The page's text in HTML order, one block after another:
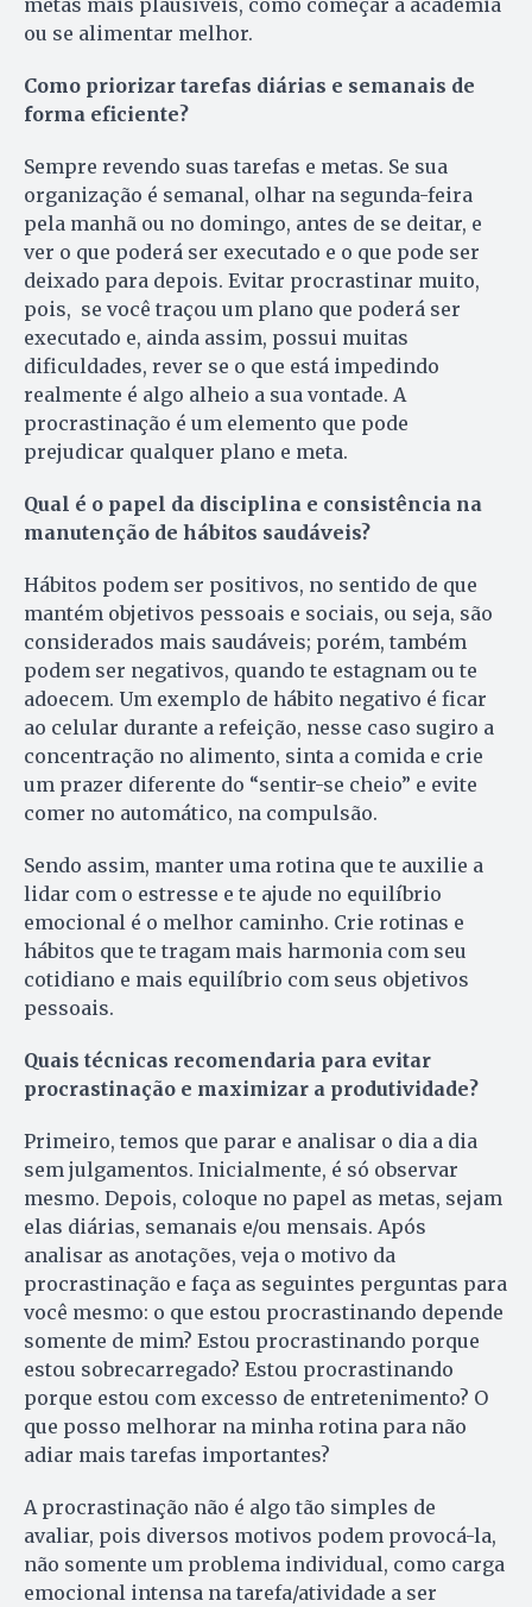
ou se alimentar melhor.
Como priorizar tarefas diárias e semanais de
forma eficiente?
Sempre revendo suas tarefas e metas. Se sua
organização é semanal, olhar na segunda-feira
pela manhã ou no domingo, antes de se deitar, e
ver o que poderá ser executado e o que pode ser
deixado para depois. Evitar procrastinar muito,
pois, se você traçou um plano que poderá ser
executado e, ainda assim, possui muitas
dificuldades, rever se o que está impedindo
realmente é algo alheio a sua vontade. A
procrastinação é um elemento que pode
prejudicar qualquer plano e meta.
Qual é o papel da disciplina e consistência na
manutenção de hábitos saudáveis?
Hábitos podem ser positivos, no sentido de que
mantém objetivos pessoais e sociais, ou seja, são
considerados mais saudáveis; porém, também
podem ser negativos, quando te estagnam ou te
adoecem. Um exemplo de hábito negativo é ficar
ao celular durante a refeição, nesse caso sugiro a
concentração no alimento, sinta a comida e crie
um prazer diferente do “sentir-se cheio” e evite
comer no automático, na compulsão.
Sendo assim, manter uma rotina que te auxilie a
lidar com o estresse e te ajude no equilíbrio
emocional é o melhor caminho. Crie rotinas e
hábitos que te tragam mais harmonia com seu
cotidiano e mais equilíbrio com seus objetivos
pessoais.
Quais técnicas recomendaria para evitar
procrastinação e maximizar a produtividade?
Primeiro, temos que parar e analisar o dia a dia
sem julgamentos. Inicialmente, é só observar
mesmo. Depois, coloque no papel as metas, sejam
elas diárias, semanais e/ou mensais. Após
analisar as anotações, veja o motivo da
procrastinação e faça as seguintes perguntas para
você mesmo: o que estou procrastinando depende
somente de mim? Estou procrastinando porque
estou sobrecarregado? Estou procrastinando
porque estou com excesso de entretenimento? O
que posso melhorar na minha rotina para não
adiar mais tarefas importantes?
A procrastinação não é algo tão simples de
avaliar, pois diversos motivos podem provocá-la,
não somente um problema individual, como carga
emocional intensa na tarefa/atividade a ser